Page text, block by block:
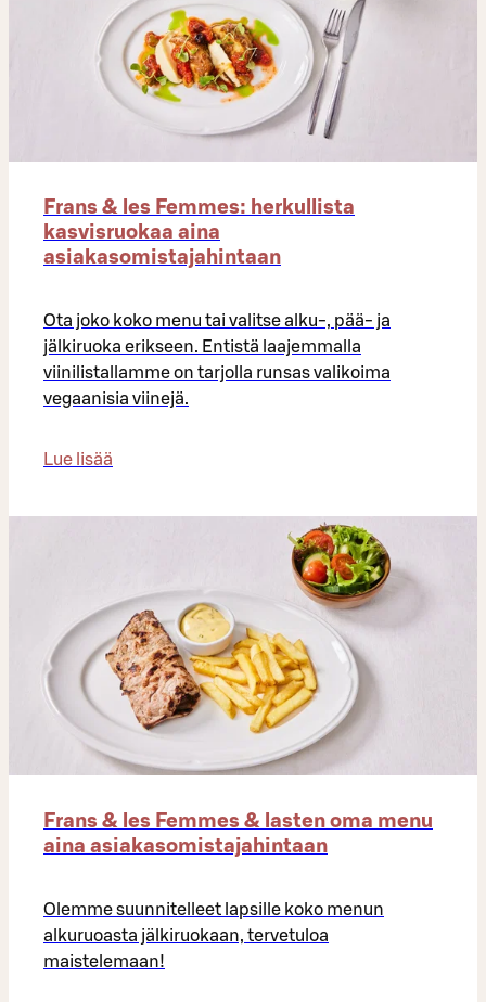
Frans & les Femmes: herkullista
kasvisruokaa aina
asiakasomistajahintaan
Ota joko koko menu tai valitse alku-, pää- ja
jälkiruoka erikseen. Entistä laajemmalla
viinilistallamme on tarjolla runsas valikoima
vegaanisia viinejä.
Lue lisää
Frans & les Femmes & lasten oma menu
aina asiakasomistajahintaan
Olemme suunnitelleet lapsille koko menun
alkuruoasta jälkiruokaan, tervetuloa
maistelemaan!